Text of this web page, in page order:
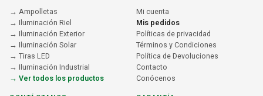
→ Ampolletas
→ Iluminación Riel
→ Iluminación Exterior
→ Iluminación Solar
→ Tiras LED
→ Iluminación Industrial
→ Ver todos los productos
Mi cuenta
Mis pedidos
Políticas de privacidad
Términos y Condiciones
Política de Devoluciones
Contacto
Conócenos